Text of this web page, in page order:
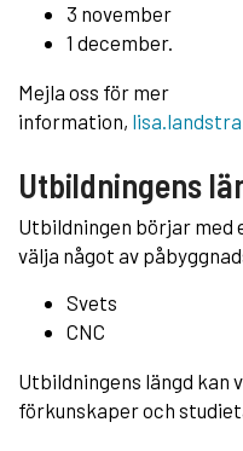
3 november
1 december.
Mejla oss för mer
information,
Utbildningens
Utbildningen börjar
välja något av
Svets
CNC
Utbildningens längd kan
förkunskaper och